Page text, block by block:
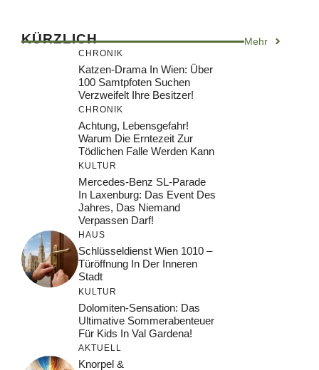
KÜRZLICH Mehr
CHRONIK
Katzen-Drama In Wien: Über
100 Samtpfoten Suchen
Verzweifelt Ihre Besitzer!
CHRONIK
Achtung, Lebensgefahr!
Warum Die Erntezeit Zur
Tödlichen Falle Werden Kann
KULTUR
Mercedes-Benz SL-Parade
In Laxenburg: Das Event Des
Jahres, Das Niemand
Verpassen Darf!
HAUS
Schlüsseldienst Wien 1010 –
Türöffnung In Der Inneren
Stadt
KULTUR
Dolomiten-Sensation: Das
Ultimative Sommerabenteuer
Für Kids In Val Gardena!
AKTUELL
Knorpel &